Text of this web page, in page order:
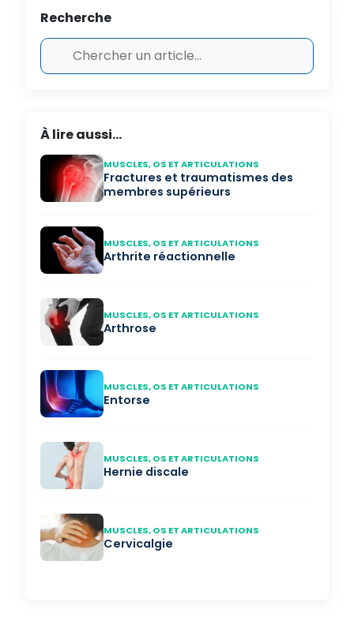
Recherche
À lire aussi...
MUSCLES, OS ET ARTICULATIONS
Fractures et traumatismes des
membres supérieurs
MUSCLES, OS ET ARTICULATIONS
Arthrite réactionnelle
MUSCLES, OS ET ARTICULATIONS
Arthrose
MUSCLES, OS ET ARTICULATIONS
Entorse
MUSCLES, OS ET ARTICULATIONS
Hernie discale
MUSCLES, OS ET ARTICULATIONS
Cervicalgie